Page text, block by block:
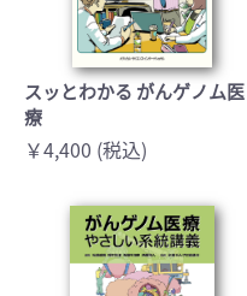
スッとわかる がんゲノム医
療
￥4,400 (税込)